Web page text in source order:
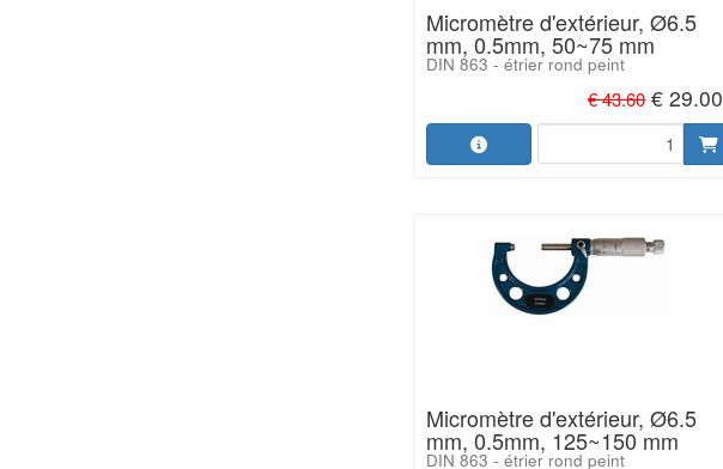
Micromètre d'extérieur, Ø6.5
mm, 0.5mm, 50~75 mm
DIN 863 - étrier rond peint
€ 43.60 € 29.00
Micromètre d'extérieur, Ø6.5
mm, 0.5mm, 125~150 mm
DIN 863 - étrier rond peint